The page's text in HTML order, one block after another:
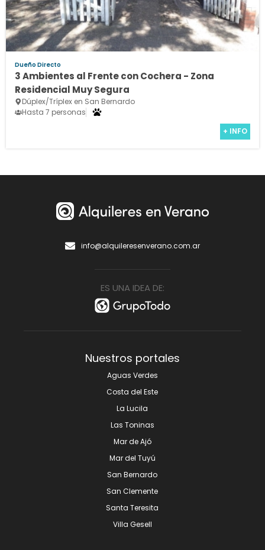
Dueño Directo
3 Ambientes al Frente con Cochera - Zona
Residencial Muy Segura
Dúplex/Tríplex en San Bernardo
Hasta 7 personas
+ INFO
info@alquileresenverano.com.ar
ES UNA IDEA DE:
Nuestros portales
Aguas Verdes
Costa del Este
La Lucila
Las Toninas
Mar de Ajó
Mar del Tuyú
San Bernardo
San Clemente
Santa Teresita
Villa Gesell